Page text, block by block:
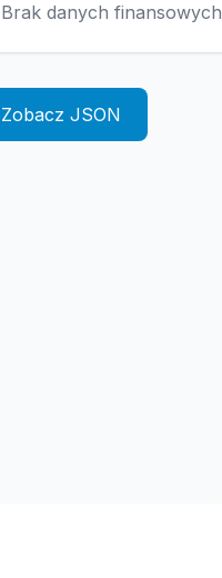
Brak danych finansowych
Zobacz JSON